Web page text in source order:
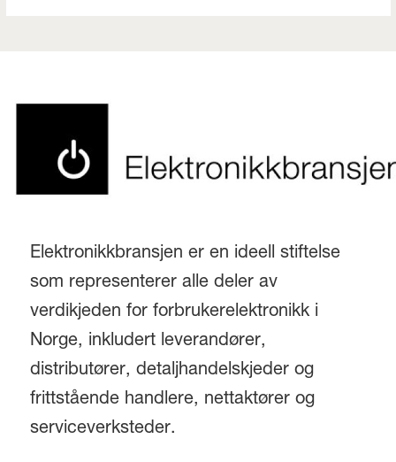
Elektronikkbransjen er en ideell stiftelse
som representerer alle deler av
verdikjeden for forbrukerelektronikk i
Norge, inkludert leverandører,
distributører, detaljhandelskjeder og
frittstående handlere, nettaktører og
serviceverksteder.